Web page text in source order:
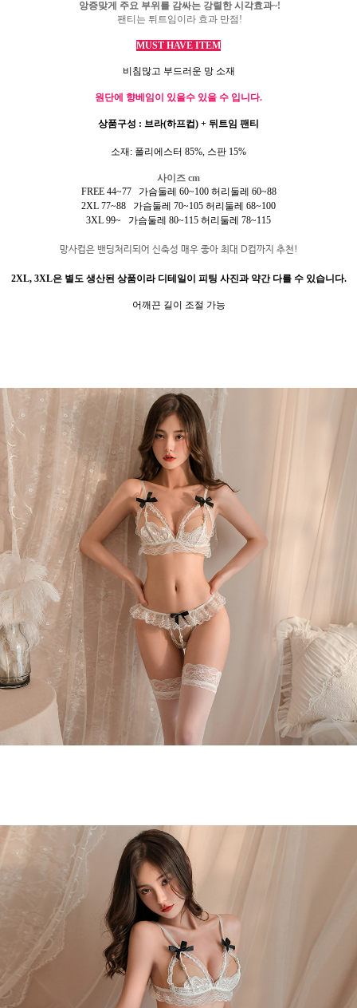
앙증맞게 주요 부위를 감싸는 강렬한 시각효과~!
팬티는 튀트임이라 효과 만점 !
MUST HAVE ITEM
비침많고 부드러운 망 소재
원단에 향베임이 있을수 있을 수 입니다.
상품구성 : 브라(하프컵) + 뒤트임 팬티
소재: 폴리에스터 85%, 스판 15%
사이즈 cm
FREE 44~77 가슴둘레 60~100 허리둘레 60~88
2XL 77~88 가슴둘레 70~105 허리둘레 68~100
3XL 99~ 가슴둘레 80~115 허리둘레 78~115
망사컵은 밴딩처리되어 신축성 매우 좋아 최대 D컵까지 추천!
2XL, 3XL은 별도 생산된 상품이라 디테일이 피팅 사진과 약간 다를 수 있습니다.
어깨끈 길이 조절 가능